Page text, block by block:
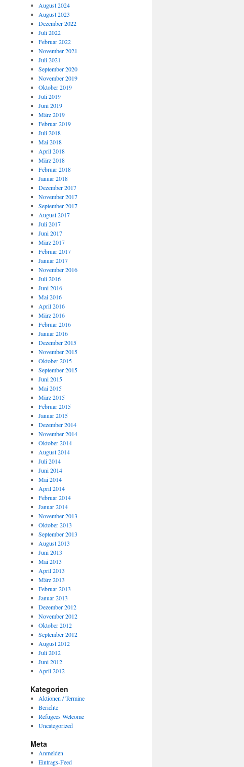
August 2024
August 2023
Dezember 2022
Juli 2022
Februar 2022
November 2021
Juli 2021
September 2020
November 2019
Oktober 2019
Juli 2019
Juni 2019
März 2019
Februar 2019
Juli 2018
Mai 2018
April 2018
März 2018
Februar 2018
Januar 2018
Dezember 2017
November 2017
September 2017
August 2017
Juli 2017
Juni 2017
März 2017
Februar 2017
Januar 2017
November 2016
Juli 2016
Juni 2016
Mai 2016
April 2016
März 2016
Februar 2016
Januar 2016
Dezember 2015
November 2015
Oktober 2015
September 2015
Juni 2015
Mai 2015
März 2015
Februar 2015
Januar 2015
Dezember 2014
November 2014
Oktober 2014
August 2014
Juli 2014
Juni 2014
Mai 2014
April 2014
Februar 2014
Januar 2014
November 2013
Oktober 2013
September 2013
August 2013
Juni 2013
Mai 2013
April 2013
März 2013
Februar 2013
Januar 2013
Dezember 2012
November 2012
Oktober 2012
September 2012
August 2012
Juli 2012
Juni 2012
April 2012
Kategorien
Aktionen / Termine
Berichte
Refugees Welcome
Uncategorized
Meta
Anmelden
Eintrags-Feed